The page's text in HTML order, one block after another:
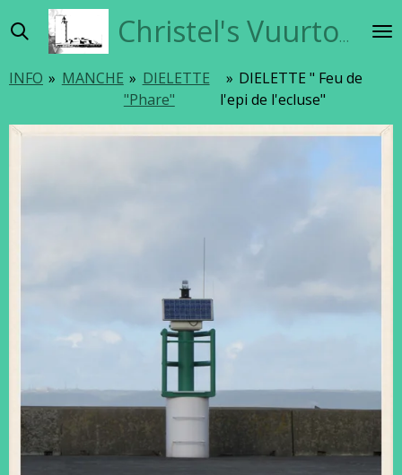
direct
de
Christel's Vuurtorensite
INFO » MANCHE » DIELETTE
"Phare"
» DIELETTE " Feu de
l'epi de l'ecluse"